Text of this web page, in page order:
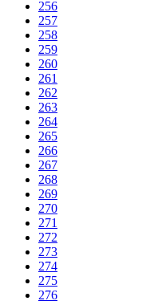
256
257
258
259
260
261
262
263
264
265
266
267
268
269
270
271
272
273
274
275
276